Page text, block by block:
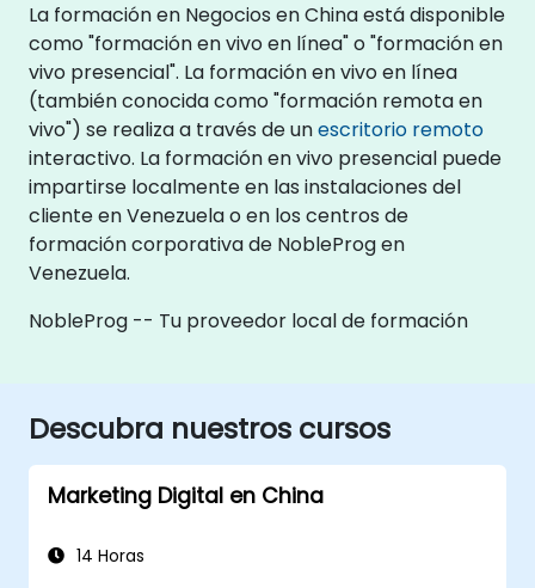
La formación en Negocios en China está disponible
como "formación en vivo en línea" o "formación en
vivo presencial". La formación en vivo en línea
(también conocida como "formación remota en
vivo") se realiza a través de unescritorio remoto
interactivo. La formación en vivo presencial puede
impartirse localmente en las instalaciones del
cliente en Venezuela o en los centros de
formación corporativa de NobleProg en
Venezuela.
NobleProg -- Tu proveedor local de formación
Descubra nuestros cursos
Marketing Digital en China
14 Horas